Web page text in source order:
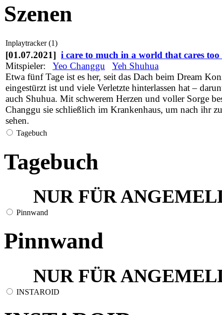
Szenen
Inplaytracker (1)
[01.07.2021] i care to much in a world that cares
Mitspieler: Yeo Changgu
Yeh Shuhua
Etwa fünf Tage ist es her, seit das Dach beim Dream
eingestürzt ist und viele Verletzte hinterlassen hat –
auch Shuhua. Mit schwerem Herzen und voller Sorge
Changgu sie schließlich im Krankenhaus, um nach ihr zu
sehen.
Tagebuch
Tagebuch
NUR FÜR
Pinnwand
Pinnwand
NUR FÜR
INSTAROID